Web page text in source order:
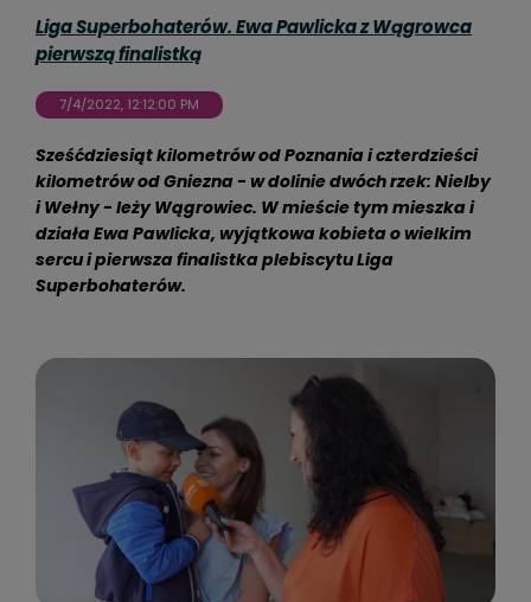
Liga Superbohaterów. Ewa Pawlicka z Wągrowca
pierwszą finalistką
7/4/2022, 12:12:00 PM
Sześćdziesiąt kilometrów od Poznania i czterdzieści
kilometrów od Gniezna - w dolinie dwóch rzek: Nielby
i Wełny - leży Wągrowiec. W mieście tym mieszka i
działa Ewa Pawlicka, wyjątkowa kobieta o wielkim
sercu i pierwsza finalistka plebiscytu Liga
Superbohaterów.